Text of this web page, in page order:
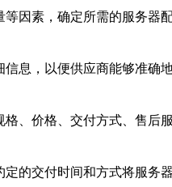
因素，确定所需的服务器
息，以便供应商能够准确
、价格、交付方式、售后
的交付时间和方式将服务